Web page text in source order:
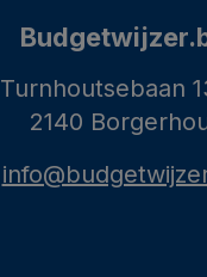
Turnhoutsebaan
2140